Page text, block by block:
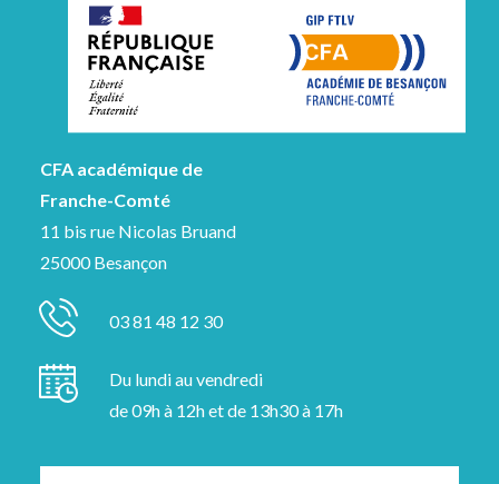
CFA académique de
Franche-Comté
11 bis rue Nicolas Bruand
25000 Besançon
03 81 48 12 30
Du lundi au vendredi
de 09h à 12h et de 13h30 à 17h